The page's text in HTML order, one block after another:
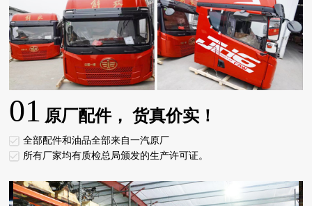
01 原厂配件， 货真价实！
全部配件和油品全部来自一汽原厂
所有厂家均有质检总局颁发的生产许可证。